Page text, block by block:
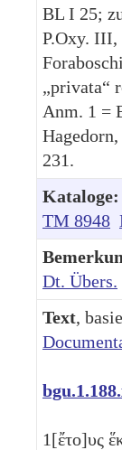
BL I 25;
P.Oxy. III,
„privata“
Anm. 1 =
231.
Kataloge:
TM 8948
Dt. Übers.
Text,
1[ἔτο]υς